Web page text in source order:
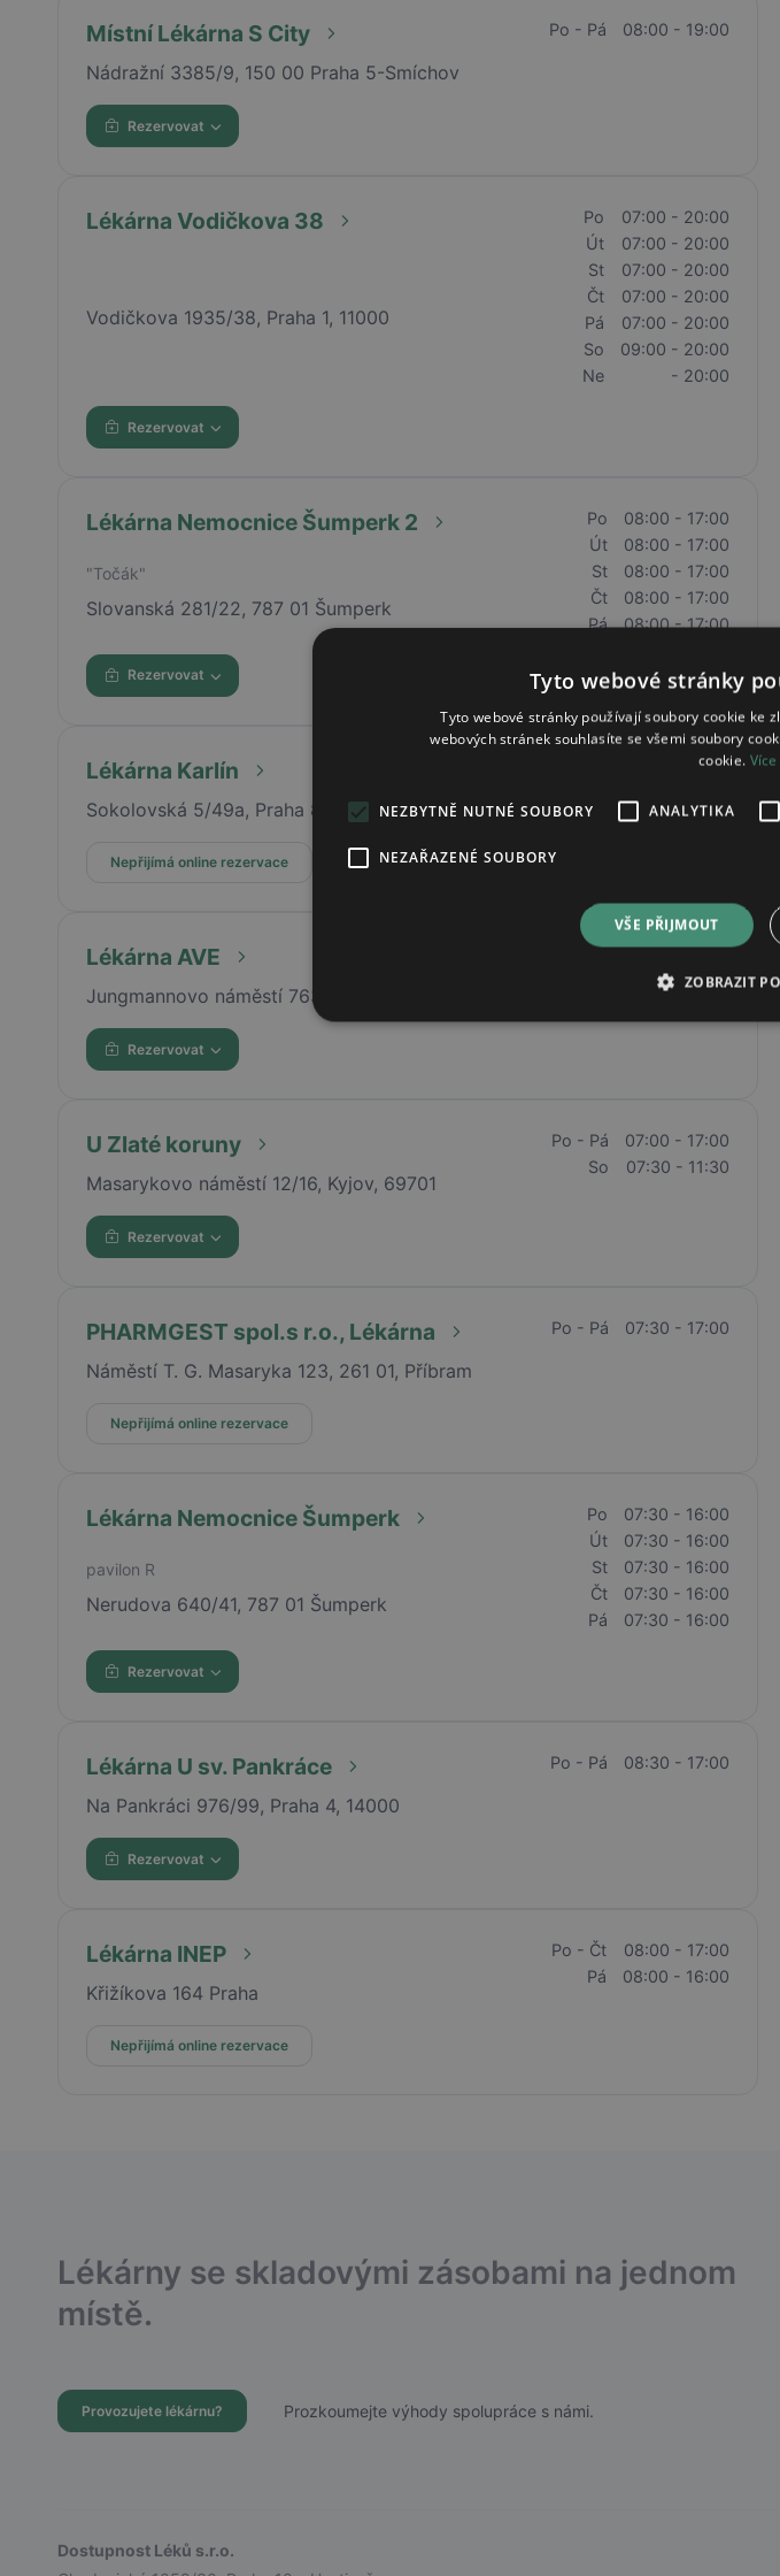
Místní Lékárna S City
Nádražní 3385/9, 150 00 Praha 5-Smíchov
Po - Pá 08:00 - 19:00
Rezervovat
Lékárna Vodičkova 38
Vodičkova 1935/38, Praha 1, 11000
Po
07:00 - 20:00
Út
07:00 - 20:00
St
07:00 - 20:00
Čt
07:00 - 20:00
Pá
07:00 - 20:00
So
09:00 - 20:00
Ne
- 20:00
Rezervovat
Lékárna Nemocnice Šumperk 2
"Točák"
Slovanská 281/22, 787 01 Šumperk
Po
08:00 - 17:00
Út
08:00 - 17:00
St
08:00 - 17:00
Čt
08:00 - 17:00
Pá
08:00 - 17:00
Rezervovat
Lékárna Karlín
Sokolovská 5/49a, Praha 8
07:30 - 19:30
Nepřijímá online rezervace
Lékárna AVE
Jungmannovo náměstí 763/3, Praha 1, 11000
Po - Pá
08:00 - 20:00
09:00 - 19:00
Rezervovat
U Zlaté koruny
Masarykovo náměstí 12/16, Kyjov, 69701
Po - Pá
07:00 - 17:00
So
07:30 - 11:30
Rezervovat
PHARMGEST spol.s r.o., Lékárna
Náměstí T. G. Masaryka 123, 261 01, Příbram
Po - Pá 07:30 - 17:00
Nepřijímá online rezervace
Lékárna Nemocnice Šumperk
pavilon R
Nerudova 640/41, 787 01 Šumperk
Po
07:30 - 16:00
Út
07:30 - 16:00
St
07:30 - 16:00
Čt
07:30 - 16:00
Pá
07:30 - 16:00
Rezervovat
Lékárna U sv. Pankráce
Na Pankráci 976/99, Praha 4, 14000
Po - Pá 08:30 - 17:00
Rezervovat
Lékárna INEP
Křižíkova 164 Praha
Po - Čt
08:00 - 17:00
Pá
08:00 - 16:00
Nepřijímá online rezervace
Lékárny se skladovými zásobami na jednom
místě.
Provozujete lékárnu? Prozkoumejte výhody spolupráce s námi.
Dostupnost Léků s.r.o.
Tyto webové stránky
Tyto webové stránky používají soubory cookie ke
webových stránek souhlasíte se všemi soubory
cookie.
NEZBYTNĚ NUTNÉ SOUBORY ANALYTIKA
NEZAŘAZENÉ SOUBORY
VŠE PŘIJMOUT
ZOBRAZIT